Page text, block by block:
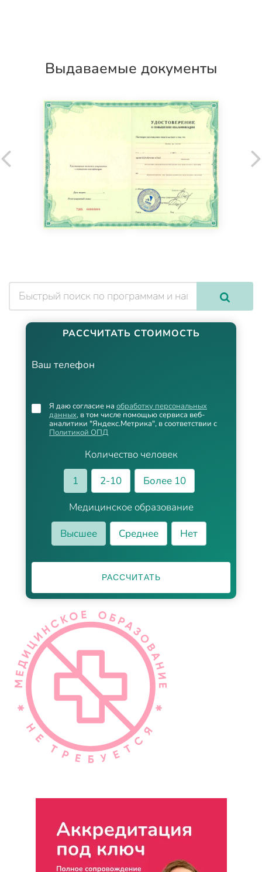
Выдаваемые документы
РАССЧИТАТЬ СТОИМОСТЬ
Ваш телефон
Количество человек
1
2-10
Более 10
Медицинское образование
Высшее
Среднее Нет
Я даю согласие на обработку персональных
данных, в том числе помощью сервиса веб-
аналитики "Яндекс.Метрика", в соответствии с
Политикой ОПД
РАССЧИТАТЬ